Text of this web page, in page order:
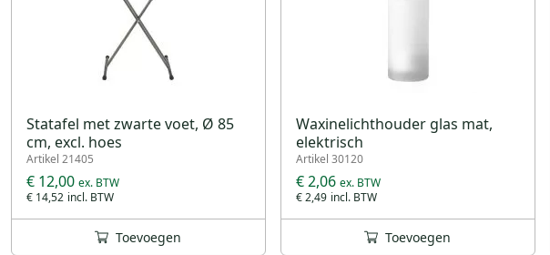
Statafel met zwarte voet, Ø 85
cm, excl. hoes
Artikel 21405
€ 14,52
€ 12,00
Toevoegen
Waxinelichthouder glas mat,
elektrisch
Artikel 30120
€ 2,49
€ 2,06
Toevoegen